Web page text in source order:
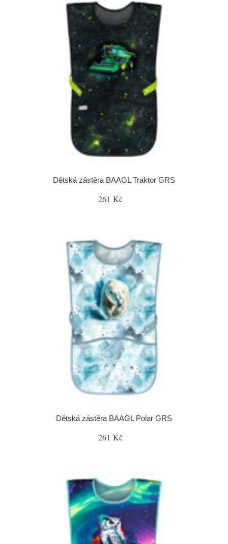
Dětská zástěra BAAGL Traktor GRS
261 Kč
Dětská zástěra BAAGL Polar GRS
261 Kč